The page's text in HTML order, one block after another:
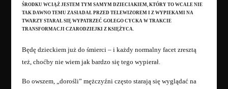
ŚRODKU WCIĄŻ JESTEM TYM SAMYM DZIECIAKIEM, KTÓRY TO WCALE NIE
TAK DAWNO TEMU ZASIADAŁ PRZED TELEWIZOREM I Z WYPIEKAMI NA
TWARZY STARAŁ SIĘ WYPATRZEĆ GOŁEGO CYCKA W TRAKCIE
TRANSFORMACJI CZARODZIEJKI Z KSIĘŻYCA.
Będę dzieckiem już do śmierci – i każdy normalny facet zresztą
też, choćby nie wiem jak bardzo się tego wypierał.
Bo owszem, „dorośli” mężczyźni często starają się wyglądać na